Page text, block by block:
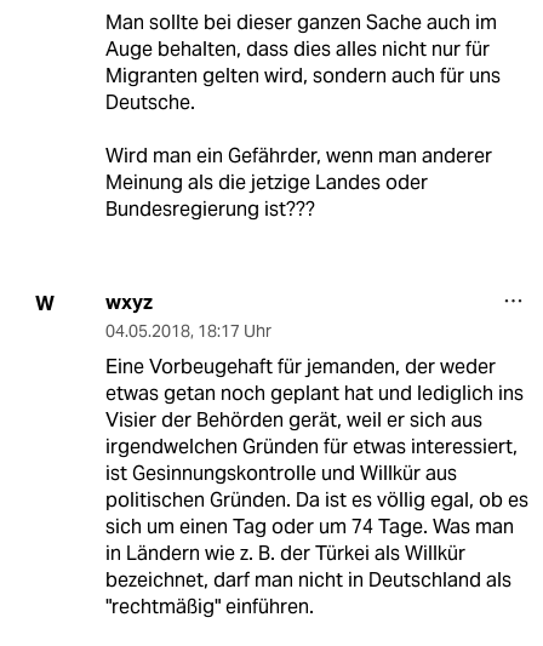
Man sollte bei dieser ganzen Sache auch im
Auge behalten, dass dies alles nicht nur für
Migranten gelten wird, sondern auch für uns
Deutsche.
Wird man ein Gefährder, wenn man anderer
Meinung als die jetzige Landes oder
Bundesregierung ist???
W wxyz
04.05.2018, 18:17 Uhr
Eine Vorbeugehaft für jemanden, der weder
etwas getan noch geplant hat und lediglich ins
Visier der Behörden gerät, weil er sich aus
irgendwelchen Gründen für etwas interessiert,
ist Gesinnungskontrolle und Willkür aus
politischen Gründen. Da ist es völlig egal, ob es
sich um einen Tag oder um 74 Tage. Was man
in Ländern wie z. B. der Türkei als Willkür
bezeichnet, darf man nicht in Deutschland als
"rechtmäßig" einführen.